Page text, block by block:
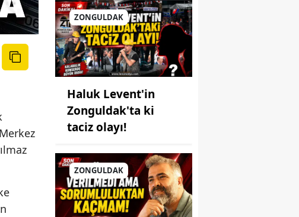
ZONGULDAK
Haluk Levent'in
Zonguldak'ta ki
taciz olayı!
ZONGULDAK